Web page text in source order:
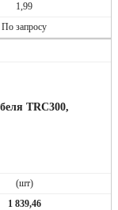
1,99
По запросу
TRC300,
(шт)
1 839,46